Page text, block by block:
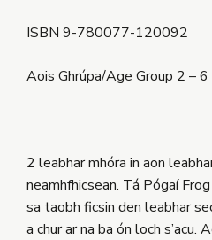
ISBN 9-780077-120092
Aois Ghrúpa/Age Group 2 – 6
2 leabhar mhóra in aon
neamhfhicsean. Tá Pógaí
sa taobh ficsin den leabhar
a chur ar na ba ón loch s’acu.